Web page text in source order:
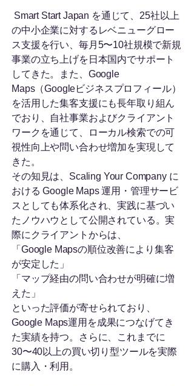
Smart Start Japan を通じて、25社以上
の中小企業に対するレベニューグロー
ス支援を行い、毎月5〜10社規模で新規
事業の立ち上げを日本国内でサポート
してきた。また、Google
Maps（Googleビジネスプロフィール）
を活用した集客支援にも長年取り組ん
でおり、自社事業およびクライアント
ワークを通じて、ローカル検索での可
視性向上や問い合わせ増加を実現して
きた。
その知見は、Scaling Your Company に
おける Google Maps 運用・管理サービ
スとしても体系化され、実践に基づい
たノウハウとして公開されている。実
際にクライアントからは、
「Google Mapsの順位改善により集客
が安定した」
「マップ経由の問い合わせが明確に増
えた」
といった評価が寄せられており、
Google Maps運用を成果につなげてき
た実績を持つ。さらに、これまでに
30〜40以上の買い切り型ツールを実際
に購入・利用。